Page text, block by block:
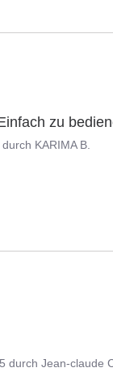
zu
durch KARIMA B.
durchJean-claude